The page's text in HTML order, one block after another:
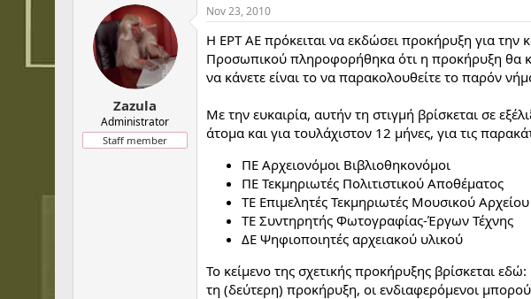
t
e
a
r
t
d
a
t
e
Zazula
Administrator
Staff member
Nov 23, 2010
Η ΕΡΤ ΑΕ πρόκειται να εκδώσει προκήρυξη για
Προσωπικού πληροφορήθηκα ότι η προκήρυξη θα
να κάνετε είναι το να παρακολουθείτε το παρόν
Με την ευκαιρία, αυτήν τη στιγμή βρίσκεται σε
άτομα και για τουλάχιστον 12 μήνες, για τις
ΠΕ Αρχειονόμοι Βιβλιοθηκονόμοι
ΠΕ Τεκμηριωτές Πολιτιστικού Αποθέματος
ΤΕ Επιμελητές Τεκμηριωτές Μουσικού Αρχείου
ΤΕ Συντηρητής Φωτογραφίας-Έργων Τέχνης
ΔΕ Ψηφιοποιητές αρχειακού υλικού
Το κείμενο της σχετικής προκήρυξης βρίσκεται εδώ:
τη (δεύτερη) προκήρυξη, οι ενδιαφερόμενοι